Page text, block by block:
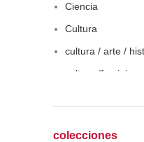
Ciencia
Cultura
cultura / arte /
cultura /
Economía
colecciones